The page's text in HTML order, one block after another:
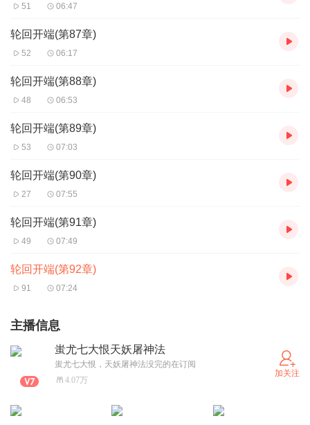
51 06:47
轮回开端(第87章)
52 06:17
轮回开端(第88章)
48 06:53
轮回开端(第89章)
53 07:03
轮回开端(第90章)
27 07:55
轮回开端(第91章)
49 07:49
轮回开端(第92章)
91 07:24
主播信息
蚩尤七大恨天妖屠神法
蚩尤七大恨，天妖屠神法没完的在订阅
4.07万
加关注